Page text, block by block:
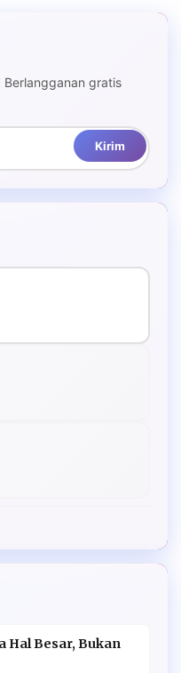
gratis
Kirim
Hal Besar, Bukan